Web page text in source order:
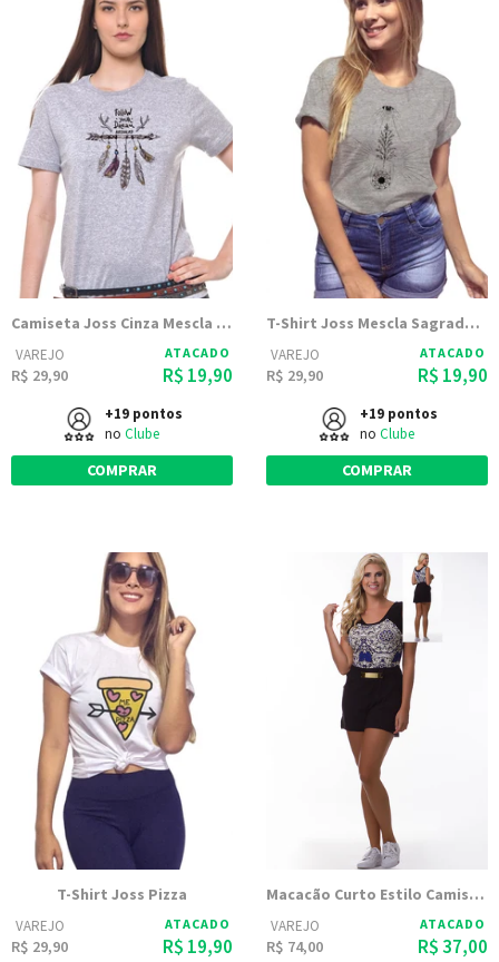
Camiseta Joss Cinza Mescla Estampada Follow
VAREJO
R$ 29,90
ATACADO
R$ 19,90
+19 pontos
no Clube
COMPRAR
T-Shirt Joss Mescla Sagrado Coracao
VAREJO
R$ 29,90
ATACADO
R$ 19,90
+19 pontos
no Clube
COMPRAR
T-Shirt Joss Pizza
VAREJO
R$ 29,90
ATACADO
R$ 19,90
Macacão Curto Estilo Camiseta com Bolsos | Luana 1295
VAREJO
R$ 74,00
ATACADO
R$ 37,00